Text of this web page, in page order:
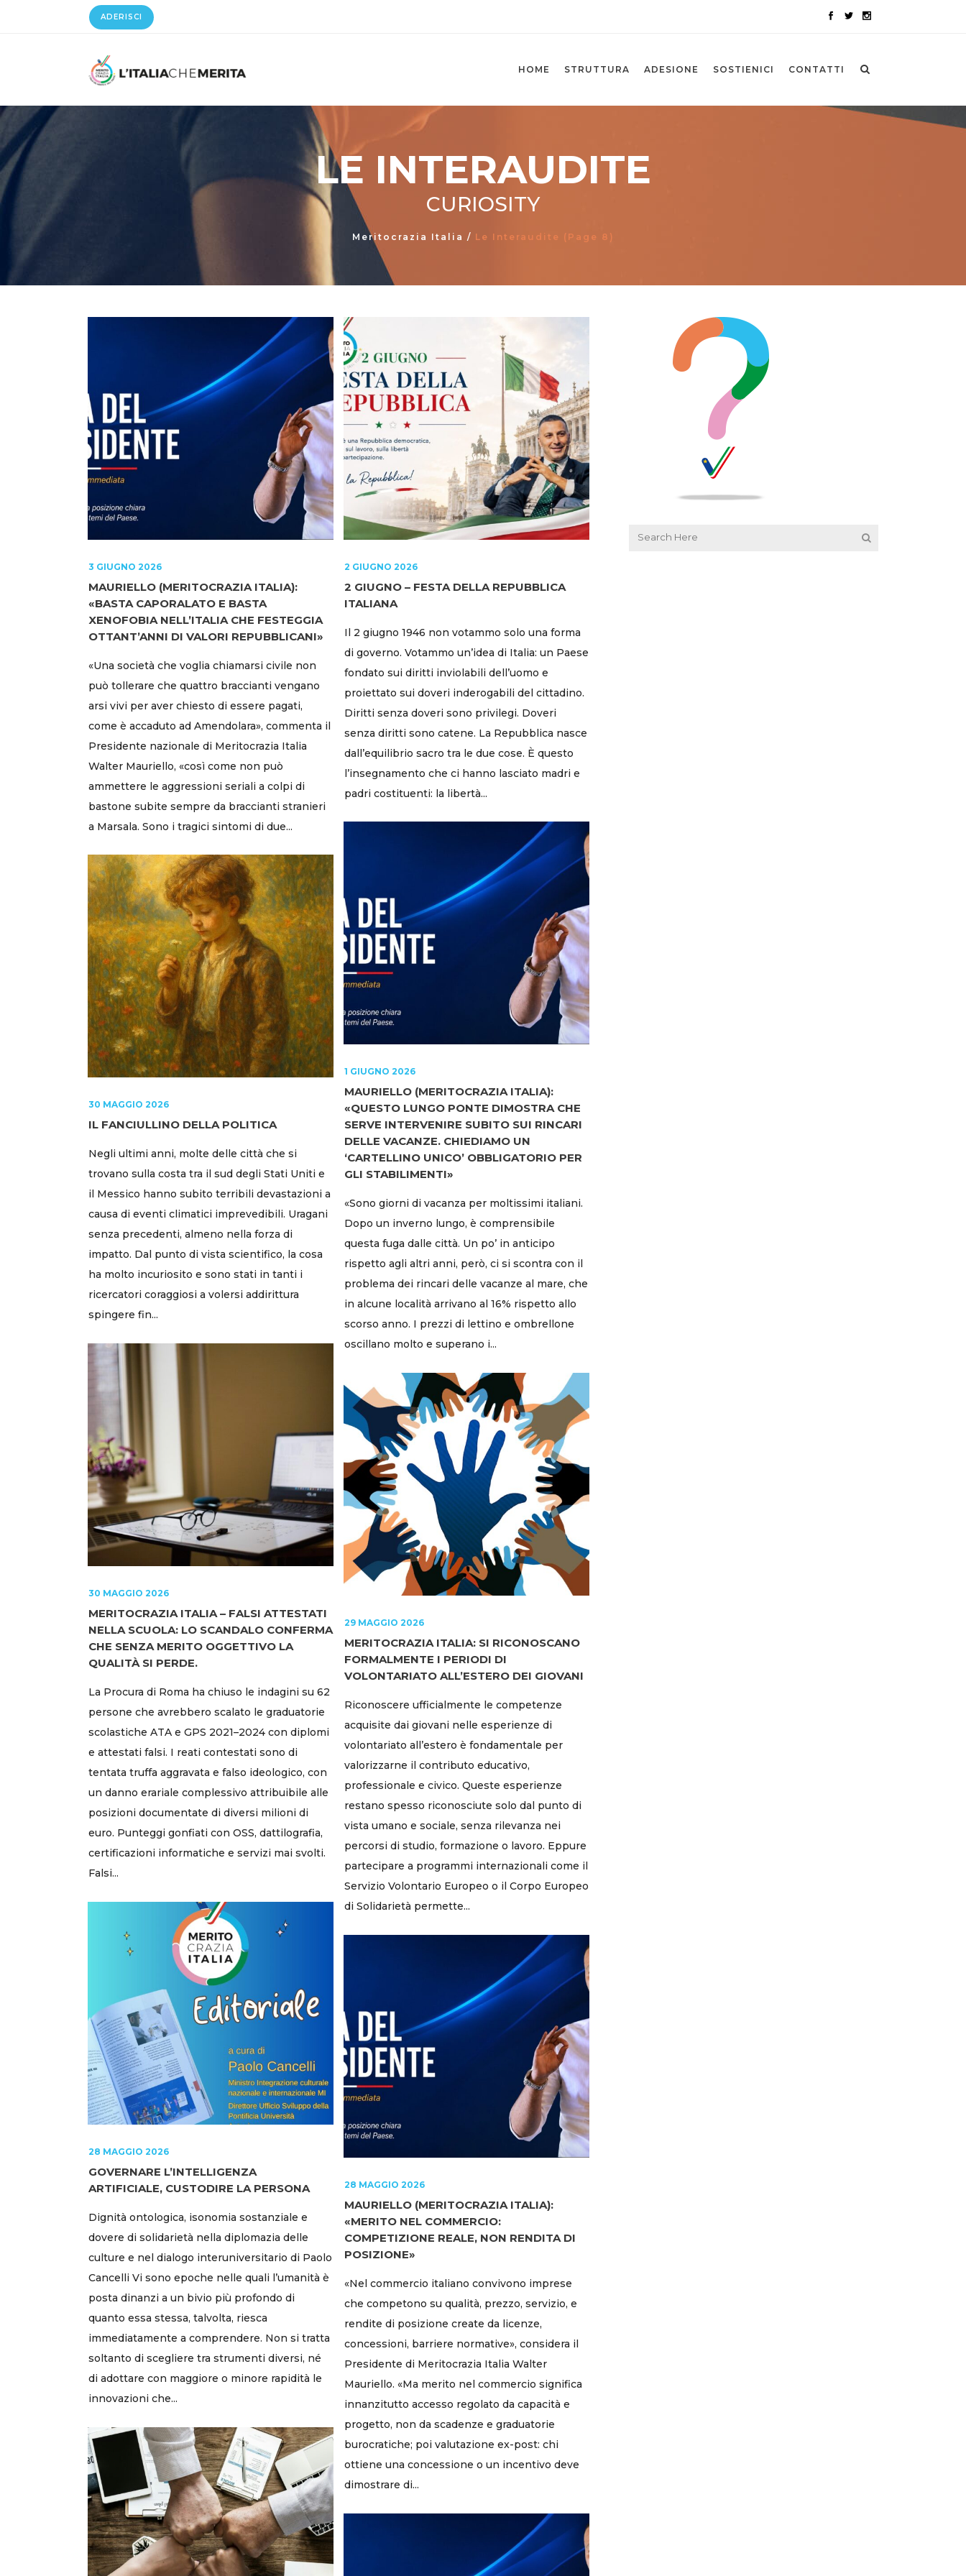
ADERISCI
HOME STRUTTURA ADESIONE SOSTIENICI CONTATTI
LE INTERAUDITE
CURIOSITY
Meritocrazia Italia / Le Interaudite (Page 8)
3 GIUGNO 2026
MAURIELLO (MERITOCRAZIA ITALIA):
«BASTA CAPORALATO E BASTA
XENOFOBIA NELL’ITALIA CHE FESTEGGIA
OTTANT’ANNI DI VALORI REPUBBLICANI»
«Una società che voglia chiamarsi civile non
può tollerare che quattro braccianti vengano
arsi vivi per aver chiesto di essere pagati,
come è accaduto ad Amendolara», commenta il
Presidente nazionale di Meritocrazia Italia
Walter Mauriello, «così come non può
ammettere le aggressioni seriali a colpi di
bastone subite sempre da braccianti stranieri
a Marsala. Sono i tragici sintomi di due...
2 GIUGNO 2026
2 GIUGNO – FESTA DELLA REPUBBLICA
ITALIANA
Il 2 giugno 1946 non votammo solo una forma
di governo. Votammo un’idea di Italia: un Paese
fondato sui diritti inviolabili dell’uomo e
proiettato sui doveri inderogabili del cittadino.
Diritti senza doveri sono privilegi. Doveri
senza diritti sono catene. La Repubblica nasce
dall’equilibrio sacro tra le due cose. È questo
l’insegnamento che ci hanno lasciato madri e
padri costituenti: la libertà...
1 GIUGNO 2026
MAURIELLO (MERITOCRAZIA ITALIA):
«QUESTO LUNGO PONTE DIMOSTRA CHE
SERVE INTERVENIRE SUBITO SUI RINCARI
DELLE VACANZE. CHIEDIAMO UN
‘CARTELLINO UNICO’ OBBLIGATORIO PER
GLI STABILIMENTI»
«Sono giorni di vacanza per moltissimi italiani.
Dopo un inverno lungo, è comprensibile
questa fuga dalle città. Un po’ in anticipo
rispetto agli altri anni, però, ci si scontra con il
problema dei rincari delle vacanze al mare, che
in alcune località arrivano al 16% rispetto allo
scorso anno. I prezzi di lettino e ombrellone
oscillano molto e superano i...
30 MAGGIO 2026
IL FANCIULLINO DELLA POLITICA
Negli ultimi anni, molte delle città che si
trovano sulla costa tra il sud degli Stati Uniti e
il Messico hanno subito terribili devastazioni a
causa di eventi climatici imprevedibili. Uragani
senza precedenti, almeno nella forza di
impatto. Dal punto di vista scientifico, la cosa
ha molto incuriosito e sono stati in tanti i
ricercatori coraggiosi a volersi addirittura
spingere fin...
30 MAGGIO 2026
MERITOCRAZIA ITALIA – FALSI ATTESTATI
NELLA SCUOLA: LO SCANDALO CONFERMA
CHE SENZA MERITO OGGETTIVO LA
QUALITÀ SI PERDE.
La Procura di Roma ha chiuso le indagini su 62
persone che avrebbero scalato le graduatorie
scolastiche ATA e GPS 2021–2024 con diplomi
e attestati falsi. I reati contestati sono di
tentata truffa aggravata e falso ideologico, con
un danno erariale complessivo attribuibile alle
posizioni documentate di diversi milioni di
euro. Punteggi gonfiati con OSS, dattilografia,
certificazioni informatiche e servizi mai svolti.
Falsi...
29 MAGGIO 2026
MERITOCRAZIA ITALIA: SI RICONOSCANO
FORMALMENTE I PERIODI DI
VOLONTARIATO ALL’ESTERO DEI GIOVANI
Riconoscere ufficialmente le competenze
acquisite dai giovani nelle esperienze di
volontariato all’estero è fondamentale per
valorizzarne il contributo educativo,
professionale e civico. Queste esperienze
restano spesso riconosciute solo dal punto di
vista umano e sociale, senza rilevanza nei
percorsi di studio, formazione o lavoro. Eppure
partecipare a programmi internazionali come il
Servizio Volontario Europeo o il Corpo Europeo
di Solidarietà permette...
28 MAGGIO 2026
GOVERNARE L’INTELLIGENZA
ARTIFICIALE, CUSTODIRE LA PERSONA
Dignità ontologica, isonomia sostanziale e
dovere di solidarietà nella diplomazia delle
culture e nel dialogo interuniversitario di Paolo
Cancelli Vi sono epoche nelle quali l’umanità è
posta dinanzi a un bivio più profondo di
quanto essa stessa, talvolta, riesca
immediatamente a comprendere. Non si tratta
soltanto di scegliere tra strumenti diversi, né
di adottare con maggiore o minore rapidità le
innovazioni che...
28 MAGGIO 2026
MAURIELLO (MERITOCRAZIA ITALIA):
«MERITO NEL COMMERCIO:
COMPETIZIONE REALE, NON RENDITA DI
POSIZIONE»
«Nel commercio italiano convivono imprese
che competono su qualità, prezzo, servizio, e
rendite di posizione create da licenze,
concessioni, barriere normative», considera il
Presidente di Meritocrazia Italia Walter
Mauriello. «Ma merito nel commercio significa
innanzitutto accesso regolato da capacità e
progetto, non da scadenze e graduatorie
burocratiche; poi valutazione ex-post: chi
ottiene una concessione o un incentivo deve
dimostrare di...